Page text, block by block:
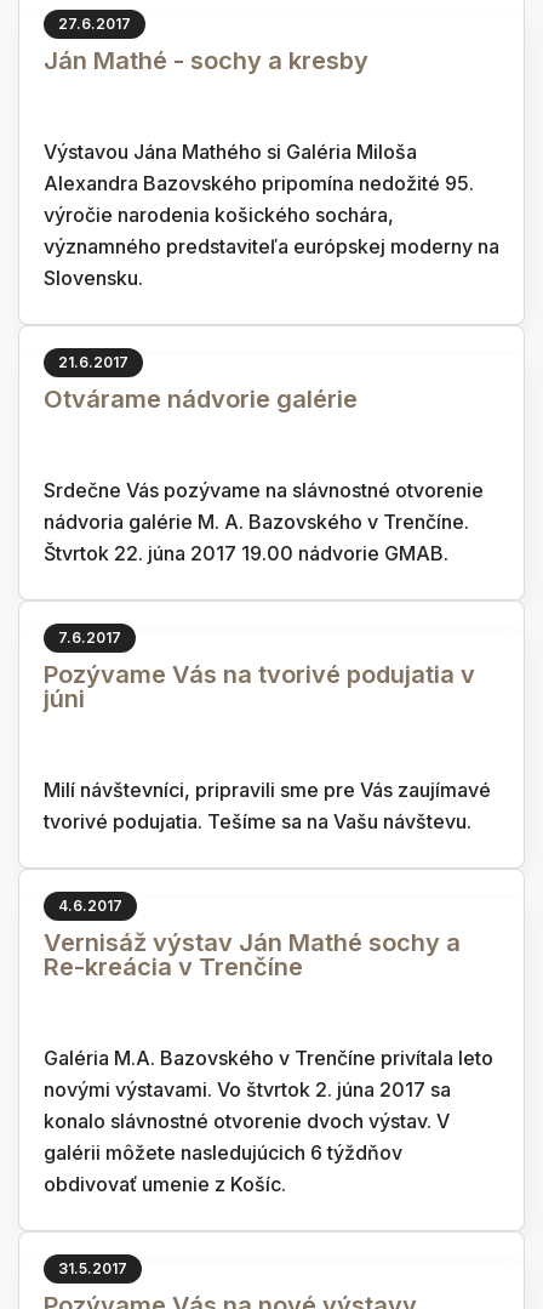
27.6.2017
Ján Mathé - sochy a kresby
Výstavou Jána Mathého si Galéria Miloša
Alexandra Bazovského pripomína nedožité 95.
výročie narodenia košického sochára,
významného predstaviteľa európskej moderny na
Slovensku.
21.6.2017
Otvárame nádvorie galérie
Srdečne Vás pozývame na slávnostné otvorenie
nádvoria galérie M. A. Bazovského v Trenčíne.
Štvrtok 22. júna 2017 19.00 nádvorie GMAB.
7.6.2017
Pozývame Vás na tvorivé podujatia v
júni
Milí návštevníci, pripravili sme pre Vás zaujímavé
tvorivé podujatia. Tešíme sa na Vašu návštevu.
4.6.2017
Vernisáž výstav Ján Mathé sochy a
Re-kreácia v Trenčíne
Galéria M.A. Bazovského v Trenčíne privítala leto
novými výstavami. Vo štvrtok 2. júna 2017 sa
konalo slávnostné otvorenie dvoch výstav. V
galérii môžete nasledujúcich 6 týždňov
obdivovať umenie z Košíc.
31.5.2017